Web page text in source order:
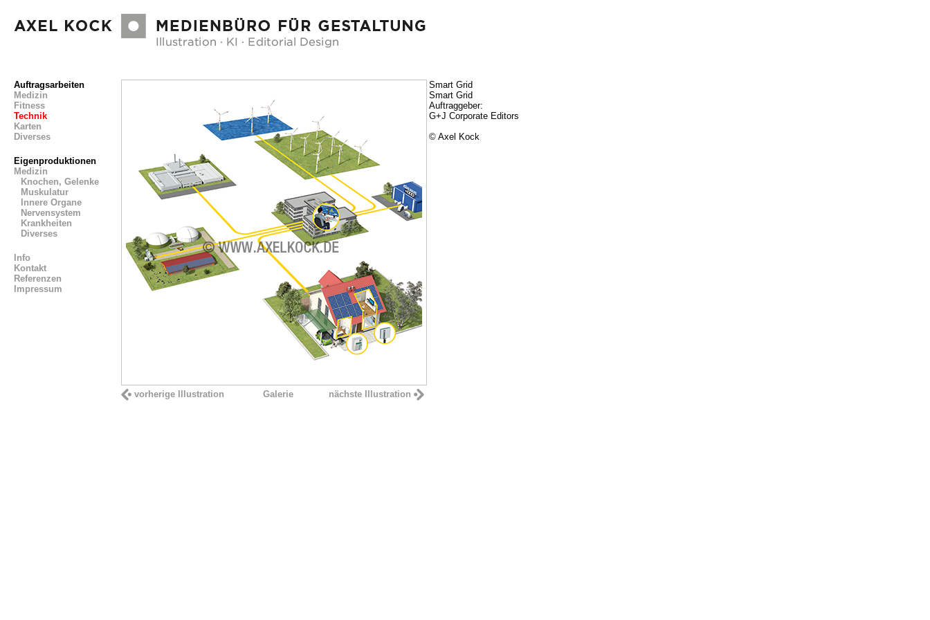
Auftragsarbeiten
Medizin
Fitness
Technik
Karten
Diverses
Eigenproduktionen
Medizin
Knochen, Gelenke
Muskulatur
Innere Organe
Nervensystem
Krankheiten
Diverses
Info
Kontakt
Referenzen
Impressum
vorherige Illustration Galerie nächste Illustration
Smart Grid
Smart Grid
Auftraggeber:
G+J Corporate Editors
© Axel Kock